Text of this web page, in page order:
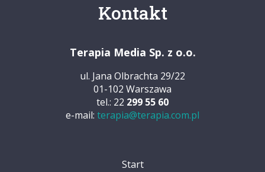
Kontakt
Terapia Media Sp. z o.o.
ul. Jana Olbrachta 29/22
01-102 Warszawa
tel.: 22 299 55 60
e-mail: terapia@terapia.com.pl
Start